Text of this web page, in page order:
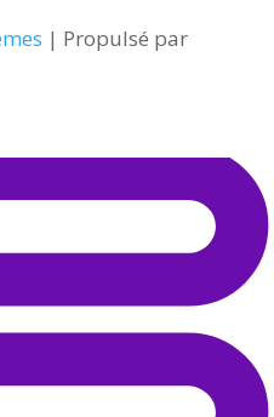
| Propulsé par